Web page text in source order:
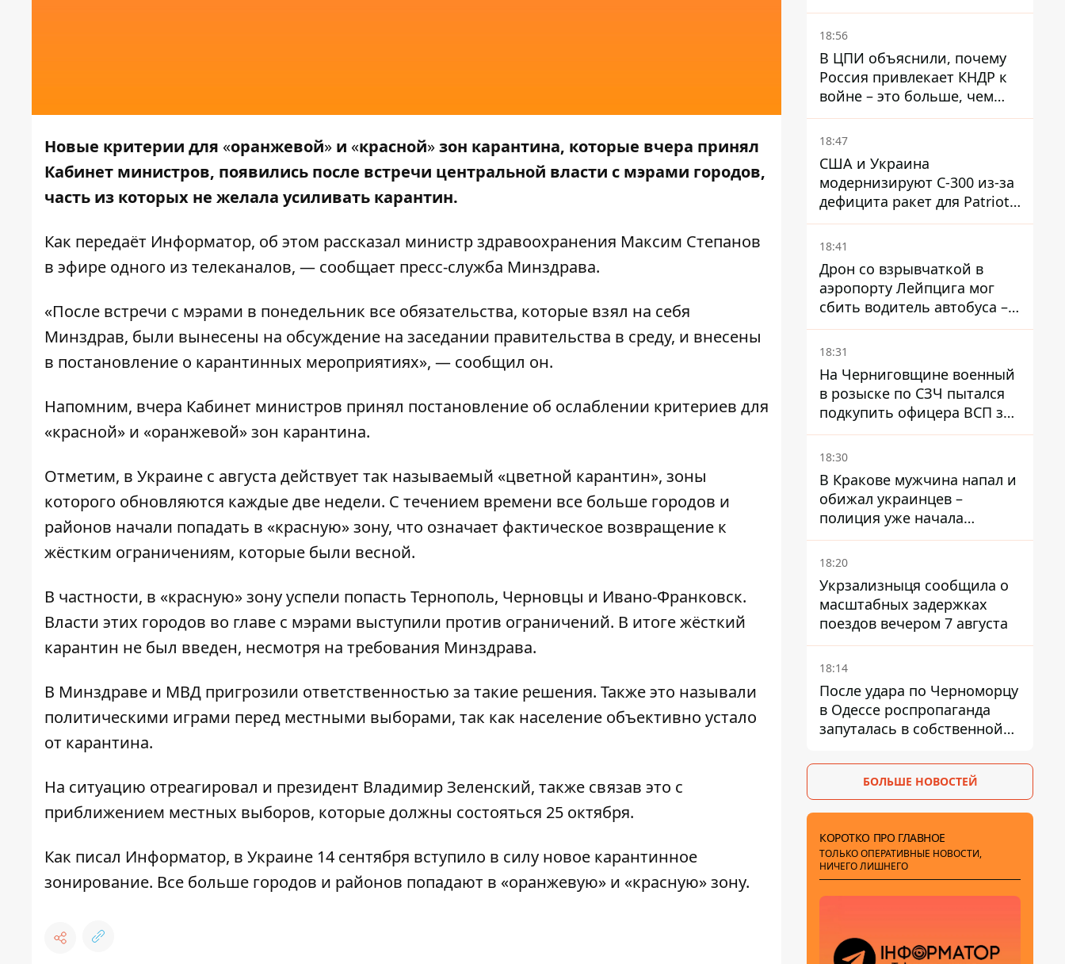
Новые критерии для «оранжевой» и «красной»зон карантина, которые вчера принял
Кабинет министров, появились после встречи центральной власти с мэрами городов,
часть из которых не желала усиливать карантин.
Как передаёт Информатор, об этом рассказал министр здравоохранения Максим Степанов
в эфире одного из телеканалов, — сообщает пресс-служба Минздрава.
«После встречи с мэрами в понедельник все обязательства, которые взял на себя
Минздрав, были вынесены на обсуждение на заседании правительства в среду, и внесены
в постановление о карантинных мероприятиях», — сообщил он.
Напомним, вчера Кабинет министров принял постановление об ослаблении критериев для
«красной» и «оранжевой» зон карантина.
Отметим, в Украине с августа действует так называемый «цветной карантин», зоны
которого обновляются каждые две недели. С течением времени все больше городов и
районов начали попадать в «красную» зону, что означает фактическое возвращение к
жёстким ограничениям, которые были весной.
В частности, в «красную» зону успели попасть Тернополь, Черновцы и Ивано-Франковск.
Власти этих городов во главе с мэрами выступили против ограничений. В итоге жёсткий
карантин не был введен, несмотря на требования Минздрава.
В Минздраве и МВД пригрозили ответственностью за такие решения. Также это называли
политическими играми перед местными выборами, так как население объективно устало
от карантина.
На ситуацию отреагировал и президент ВладимирЗеленский, также связав это с
приближением местных выборов, которые должны состояться 25 октября.
Как писал Информатор, в Украине 14 сентября вступило в силу новое карантинное
зонирование. Все больше городов и районов попадают в «оранжевую» и «красную» зону.
"бандеровскую символику" -
Навроцкий
18:56
В ЦПИ объяснили, почему
Россия привлекает КНДР к
войне – это больше, чем
ракеты
18:47
США и Украина
модернизируют С-300 из-за
дефицита ракет для Patriot -
СМИ
18:41
Дрон со взрывчаткой в ​​
аэропорту Лейпцига мог
сбить водитель автобуса –
Welt
18:31
На Черниговщине военный
в розыске по СЗЧ пытался
подкупить офицера ВСП за
40 тысяч гривен
18:30
В Кракове мужчина напал и
обижал украинцев –
полиция уже начала
расследование
18:20
Укрзализныця сообщила о
масштабных задержках
поездов вечером 7 августа
18:14
После удара по Черноморцу
в Одессе роспропаганда
запуталась в собственной
БОЛЬШЕ НОВОСТЕЙ
КОРОТКО ПРО ГЛАВНОЕ
ТОЛЬКО ОПЕРАТИВНЫЕ НОВОСТИ,
НИЧЕГО ЛИШНЕГО